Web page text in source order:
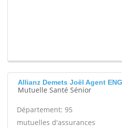
Allianz Demets Joël Agent
Mutuelle Santé Sénior
Département: 95
mutuelles d'assurances